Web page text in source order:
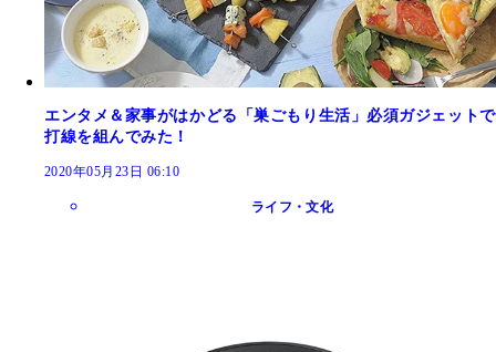
エンタメ＆家事がはかどる「巣ごもり生活」必須ガジェットで
打線を組んでみた！
2020年05月23日 06:10
ライフ・文化